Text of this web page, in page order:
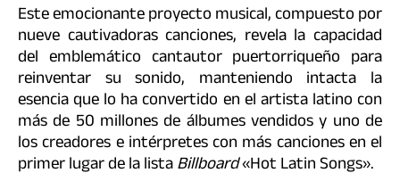
Este emocionante proyecto musical, compuesto por
nueve cautivadoras canciones, revela la capacidad
del emblemático cantautor puertorriqueño para
reinventar su sonido, manteniendo intacta la
esencia que lo ha convertido en el artista latino con
más de 50 millones de álbumes vendidos y uno de
los creadores e intérpretes con más canciones en el
primer lugar de la listaBillboard«Hot Latin Songs».